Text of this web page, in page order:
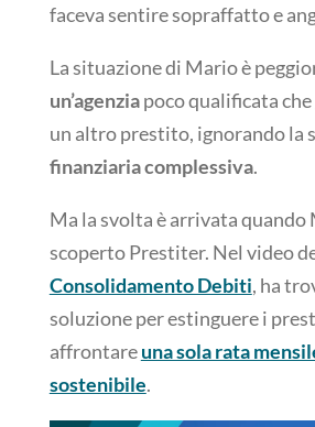
faceva sentire sopraffatto e
La situazione di Mario è
un’agenziapoco qualificata
un altro prestito, ignorando la
finanziaria complessiva.
Ma la svolta è arrivata quando
scoperto Prestiter. Nel video
Consolidamento Debiti, ha
soluzione per estinguere i
affrontareuna sola rata
sostenibile.